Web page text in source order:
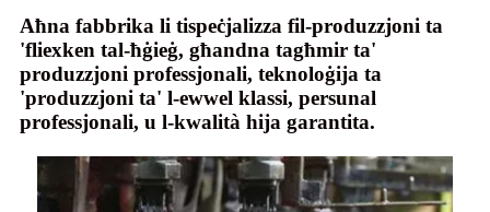
Aħna fabbrika li tispeċjalizza fil-produzzjoni ta
'fliexken tal-ħġieġ, għandna tagħmir ta'
produzzjoni professjonali, teknoloġija ta
'produzzjoni ta' l-ewwel klassi, persunal
professjonali, u l-kwalità hija garantita.